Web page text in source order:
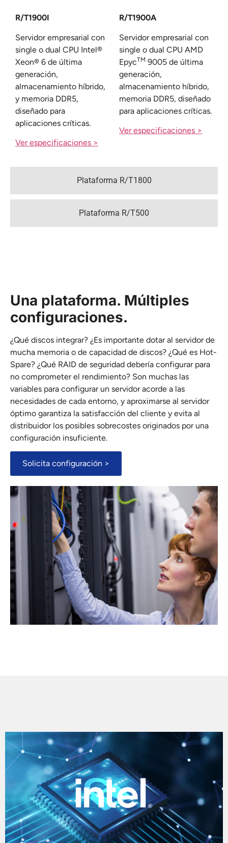
Plataforma R/T1800
Plataforma R/T500
R/T1900I
Servidor empresarial con
single o dual CPU Intel®
Xeon® 6 de última
generación,
almacenamiento híbrido,
y memoria DDR5,
diseñado para
aplicaciones críticas.
Ver especificaciones >
R/T1900A
Servidor empresarial con
single o dual CPU AMD
EpycTM 9005 de última
generación,
almacenamiento híbrido,
memoria DDR5, diseñado
para aplicaciones críticas.
Ver especificaciones >
Una plataforma. Múltiples
configuraciones.
¿Qué discos integrar? ¿Es importante dotar al servidor de
mucha memoria o de capacidad de discos? ¿Qué es Hot-
Spare? ¿Qué RAID de seguridad debería configurar para
no comprometer el rendimiento? Son muchas las
variables para configurar un servidor acorde a las
necesidades de cada entorno, y aproximarse al servidor
óptimo garantiza la satisfacción del cliente y evita al
distribuidor los posibles sobrecostes originados por una
configuración insuficiente.
Solicita configuración >